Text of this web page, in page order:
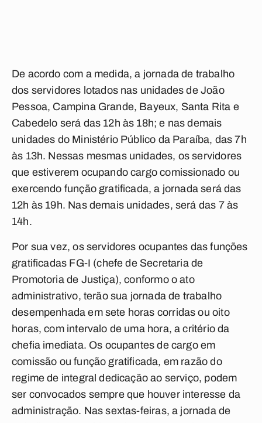
De acordo com a medida, a jornada de trabalho
dos servidores lotados nas unidades de João
Pessoa, Campina Grande, Bayeux, Santa Rita e
Cabedelo será das 12h às 18h; e nas demais
unidades do Ministério Público da Paraíba, das 7h
às 13h. Nessas mesmas unidades, os servidores
que estiverem ocupando cargo comissionado ou
exercendo função gratificada, a jornada será das
12h às 19h. Nas demais unidades, será das 7 às
14h.
Por sua vez, os servidores ocupantes das funções
gratificadas FG-I (chefe de Secretaria de
Promotoria de Justiça), conformo o ato
administrativo, terão sua jornada de trabalho
desempenhada em sete horas corridas ou oito
horas, com intervalo de uma hora, a critério da
chefia imediata. Os ocupantes de cargo em
comissão ou função gratificada, em razão do
regime de integral dedicação ao serviço, podem
ser convocados sempre que houver interesse da
administração. Nas sextas-feiras, a jornada de